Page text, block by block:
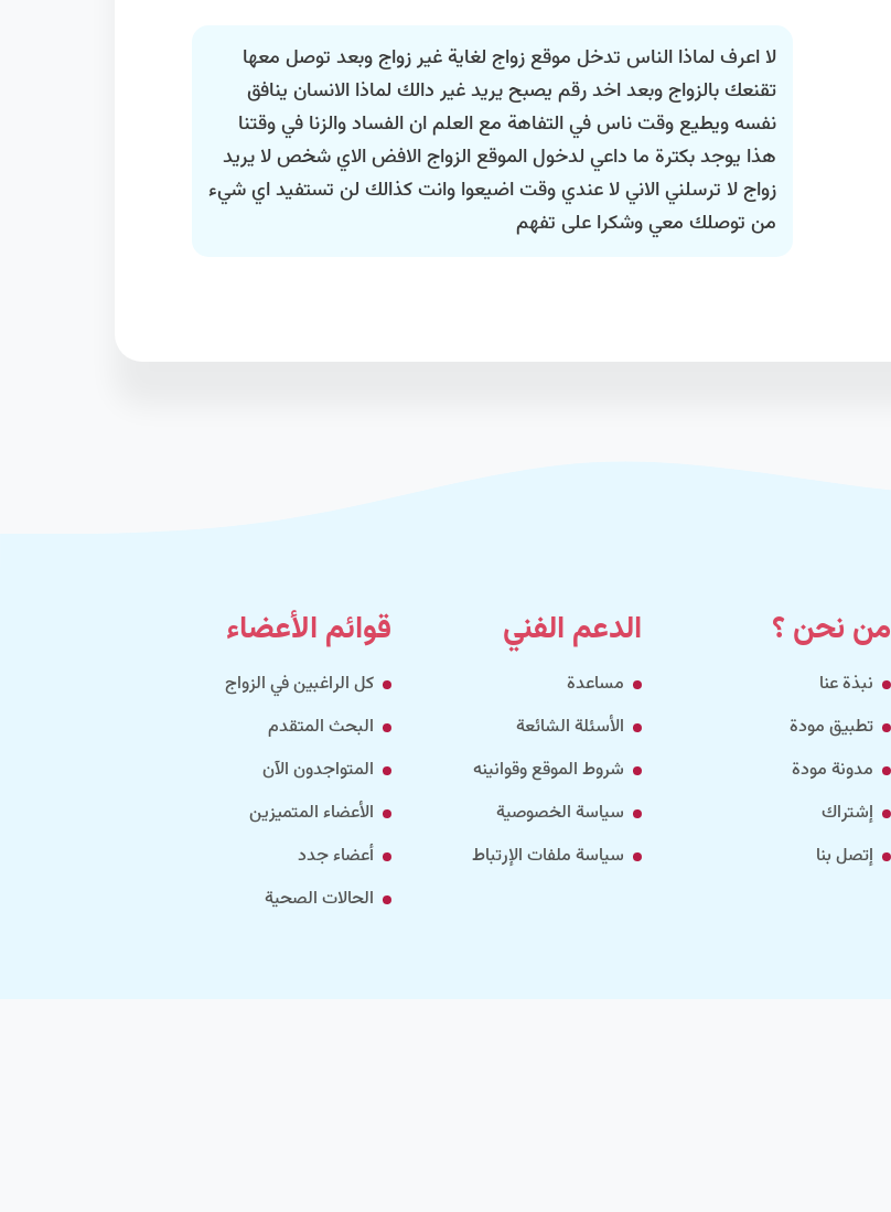
لا اعرف لماذا الناس تدخل موقع زواج لغاية غير زواج وبعد توصل معها
تقنعك بالزواج وبعد اخد رقم يصبح يريد غير دالك لماذا الانسان ينافق
نفسه ويطيع وقت ناس في التفاهة مع العلم ان الفساد والزنا في وقتنا
هذا يوجد بكترة ما داعي لدخول الموقع الزواج الافض الاي شخص لا يريد
زواج لا ترسلني الاني لا عندي وقت اضيعوا وانت كذالك لن تستفيد اي شيء
من توصلك معي وشكرا على تفهم
من نحن ؟
نبذة عنا
تطبيق مودة
مدونة مودة
إشتراك
إتصل بنا
الدعم الفني
مساعدة
الأسئلة الشائعة
شروط الموقع وقوانينه
سياسة الخصوصية
سياسة ملفات الإرتباط
قوائم الأعضاء
كل الراغبين في الزواج
البحث المتقدم
المتواجدون الآن
الأعضاء المتميزين
أعضاء جدد
الحالات الصحية